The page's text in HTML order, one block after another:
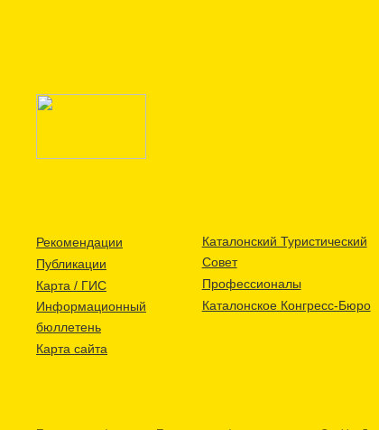
Рекомендации
Публикации
Карта / ГИС
Информационный
бюллетень
Карта сайта
Каталонский Туристический
Совет
Профессионалы
Каталонское Конгресс-Бюро